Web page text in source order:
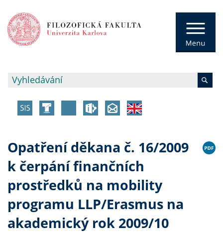
Opatření děkana č. 16/2009
k čerpání finančních
prostředků na mobility
programu LLP/Erasmus na
akademický rok 2009/10